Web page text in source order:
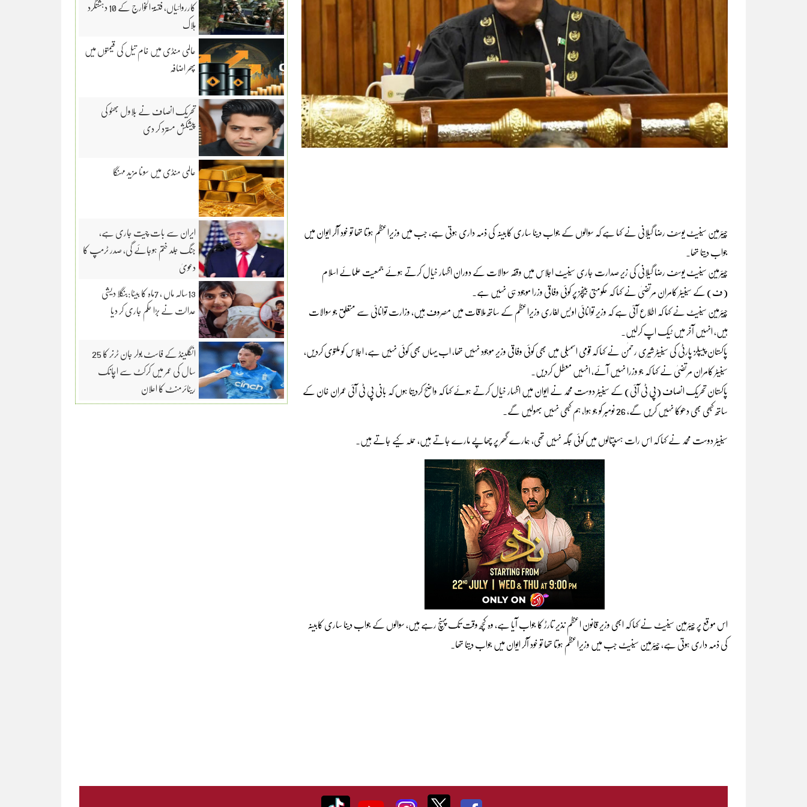
چیئرمین سینیٹ یوسف رضا گیلانی نے کہا ہے کہ سوالوں کے جواب دینا ساری کابینہ کی ذمہ داری ہوتی ہے، جب میں وزیراعظم ہوتا تھا تو خود آکر ایوان میں
جواب دیتا تھا۔
چیئرمین سینیٹ یوسف رضا گیلانی کی زیرِ صدارت جاری سینیٹ اجلاس میں وقفہ سوالات کے دوران اظہار خیال کرتے ہوئے جمعیت علمائے اسلام
(ف) کے سینیٹر کامران مرتضیٰ نے کہا کہ حکومتی بینچز پر کوئی وفاقی وزرا موجود ہی نہیں ہے۔
چیئرمین سینیٹ نے کہا کہ اطلاع آئی ہے کہ وزیر توانائی اویس لغاری وزیراعظم کے ساتھ ملاقات میں مصروف ہیں، وزارت توانائی سے متعلق جو سوالات
ہیں، انہیں آخر میں ٹیک اپ کرلیں۔
پاکستان پیپلز پارٹی کی سینیٹر شیری رحمٰن نے کہا کہ قومی اسمبلی میں بھی کوئی وفاقی وزیر موجود نہیں تھا، اب یہاں بھی کوئی نہیں ہے، اجلاس کو ملتوی کردیں،
سینیٹر کامران مرتضیٰ نے کہا کہ جو وزرا نہیں آئے، انہیں معطل کردیں۔
پاکستان تحریک انصاف (پی ٹی آئی) کے سینیٹر دوست محمد نے ایوان میں اظہار خیال کرتے ہوئے کہا کہ واضح کردیتا ہوں کہ بانی پی ٹی آئی عمران خان کے
ساتھ کبھی بھی دھوکا نہیں کریں گے، 26 نومبر کو جو ہوا، ہم کبھی نہیں بھولیں گے۔
سینیٹر دوست محمد نے کہا کہ اس رات ہسپتالوں میں کوئی جگہ نہیں تھی، ہمارے گھر پر چھاپے مارے جاتے ہیں، حملہ کیے جاتے ہیں۔
اس موقع پر چیئرمین سینیٹ نے کہا کہ ابھی وزیر قانون اعظم نذیر تارڑ کا جواب آیا ہے، وہ کچھ وقت تک پہنچ رہے ہیں، سوالوں کے جواب دینا ساری کابینہ
کی ذمہ داری ہوتی ہے، چیئرمین سینیٹ جب میں وزیراعظم ہوتا تھا تو خود آکر ایوان میں جواب دیتا تھا۔
کارروائیاں، فتنۃ الخوارج کے 10 دہشتگرد
ہلاک
عالمی منڈی میں خام تیل کی قیمتوں میں
پھر اضافہ
تحریک انصاف نے بلاول بھٹو کی
پیشکش مسترد کر دی
عالمی منڈی میں سونا مزید مہنگا
ایران سے بات چیت جاری ہے،
جنگ جلد ختم ہوجائے گی، صدر ٹرمپ کا
دعویٰ
13سالہ ماں ، 7ماہ کا بیٹا:بنگلا دیشی
عدالت نے بڑا حکم جاری کر دیا
انگلینڈ کے فاسٹ بولر جان ٹرنر کا 25
سال کی عمر میں کرکٹ سے اچانک
ریٹائرمنٹ کا اعلان